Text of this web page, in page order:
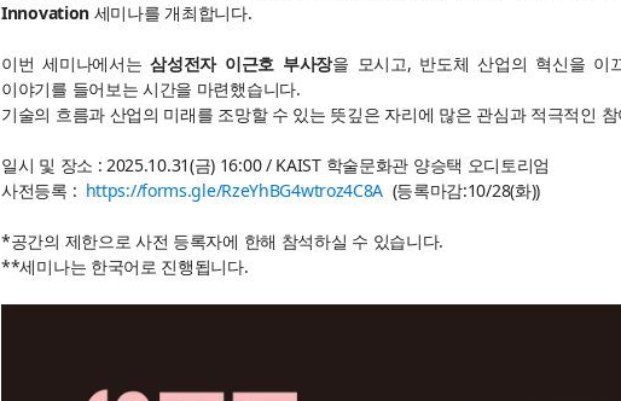
Innovation 세미나를 개최합니다.
이번 세미나에서는삼성전자 이근호 부사장을 모시고, 반도체 산업의 혁신을 이
이야기를 들어보는 시간을 마련했습니다.
기술의 흐름과 산업의 미래를 조망할 수 있는 뜻깊은 자리에 많은 관심과 적극적인
일시 및 장소 : 2025.10.31(금) 16:00 / KAIST 학술문화관 양승택 오디토리엄
사전등록 : https://forms.gle/RzeYhBG4wtroz4C8A (등록마감:10/28(화))
*공간의 제한으로 사전 등록자에 한해 참석하실 수 있습니다.
**세미나는 한국어로 진행됩니다.